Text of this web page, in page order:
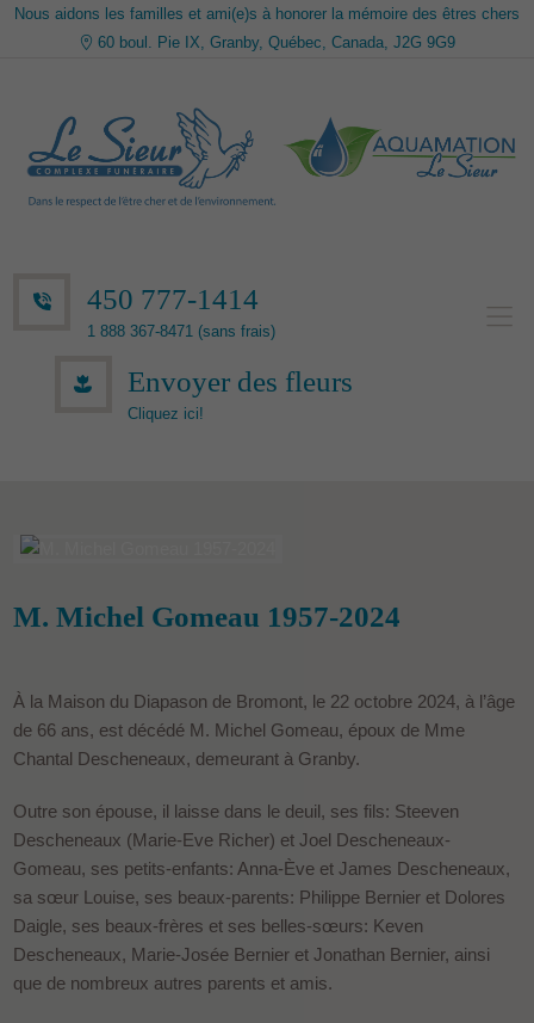
Nous aidons les familles et ami(e)s à honorer la mémoire des êtres chers
60 boul. Pie IX, Granby, Québec, Canada, J2G 9G9
450 777-1414
1 888 367-8471 (sans frais)
Envoyer des fleurs
Cliquez ici!
M. Michel Gomeau 1957-2024
À la Maison du Diapason de Bromont, le 22 octobre 2024, à l’âge
de 66 ans, est décédé M. Michel Gomeau, époux de Mme
Chantal Descheneaux, demeurant à Granby.
Outre son épouse, il laisse dans le deuil, ses fils: Steeven
Descheneaux (Marie-Eve Richer) et Joel Descheneaux-
Gomeau, ses petits-enfants: Anna-Ève et James Descheneaux,
sa sœur Louise, ses beaux-parents: Philippe Bernier et Dolores
Daigle, ses beaux-frères et ses belles-sœurs: Keven
Descheneaux, Marie-Josée Bernier et Jonathan Bernier, ainsi
que de nombreux autres parents et amis.